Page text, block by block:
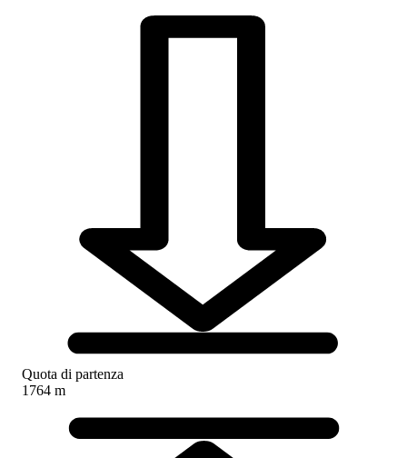
Quota di partenza
1764 m